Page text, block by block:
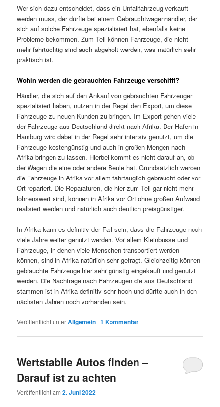
Wer sich dazu entscheidet, dass ein Unfallfahrzeug verkauft
werden muss, der dürfte bei einem Gebrauchtwagenhändler, der
sich auf solche Fahrzeuge spezialisiert hat, ebenfalls keine
Probleme bekommen. Zum Teil können Fahrzeuge, die nicht
mehr fahrtüchtig sind auch abgeholt werden, was natürlich sehr
praktisch ist.
Wohin werden die gebrauchten Fahrzeuge verschifft?
Händler, die sich auf den Ankauf von gebrauchten Fahrzeugen
spezialisiert haben, nutzen in der Regel den Export, um diese
Fahrzeuge zu neuen Kunden zu bringen. Im Export gehen viele
der Fahrzeuge aus Deutschland direkt nach Afrika. Der Hafen in
Hamburg wird dabei in der Regel sehr intensiv genutzt, um die
Fahrzeuge kostengünstig und auch in großen Mengen nach
Afrika bringen zu lassen. Hierbei kommt es nicht darauf an, ob
der Wagen die eine oder andere Beule hat. Grundsätzlich werden
die Fahrzeuge in Afrika vor allem fahrtauglich gebraucht oder vor
Ort repariert. Die Reparaturen, die hier zum Teil gar nicht mehr
lohnenswert sind, können in Afrika vor Ort ohne großen Aufwand
realisiert werden und natürlich auch deutlich preisgünstiger.
In Afrika kann es definitiv der Fall sein, dass die Fahrzeuge noch
viele Jahre weiter genutzt werden. Vor allem Kleinbusse und
Fahrzeuge, in denen viele Menschen transportiert werden
können, sind in Afrika natürlich sehr gefragt. Gleichzeitig können
gebrauchte Fahrzeuge hier sehr günstig eingekauft und genutzt
werden. Die Nachfrage nach Fahrzeugen die aus Deutschland
stammen ist in Afrika definitiv sehr hoch und dürfte auch in den
nächsten Jahren noch vorhanden sein.
Veröffentlicht unterAllgemein |1 Kommentar
Wertstabile Autos finden –
Darauf ist zu achten
Veröffentlicht am2. Juni 2022